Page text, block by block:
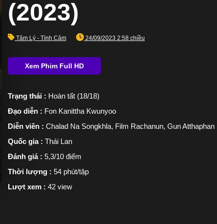
(2023)
Tâm Lý - Tình Cảm 24/09/2023 2:58 chiều
Trạng thái : Hoàn tất (18/18)
Đạo diễn : Fon Kanittha Kwunyoo
Diễn viên : Chalad Na Songkhla, Film Rachanun, Gun
Quốc gia : Thái Lan
Đánh giá : 5,3/10 điểm
Thời lượng : 54 phút/tập
Lượt xem : 42 view